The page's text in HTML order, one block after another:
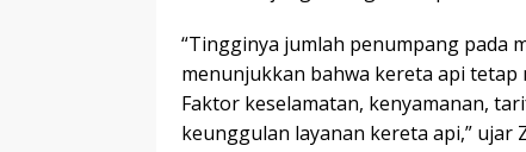
“Tingginya jumlah penumpang pada
menunjukkan bahwa kereta api
Faktor keselamatan, kenyamanan,
keunggulan layanan kereta api,” ujar